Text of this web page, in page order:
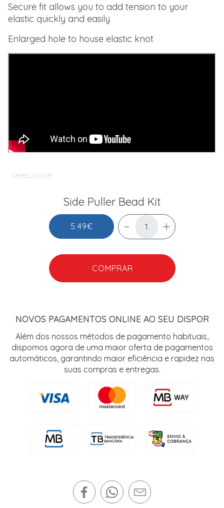
Secure fit allows you to add tension to your
elastic quickly and easily
Enlarged hole to house elastic knot
seleccione
Side Puller Bead Kit
5.49€
COMPRAR
NOVOS PAGAMENTOS ONLINE AO SEU DISPOR
Além dos nossos métodos de pagamento habituais,
dispomos agora de uma maior oferta de pagamentos
automáticos, garantindo maior eficiência e rapidez nas
suas compras e entregas.